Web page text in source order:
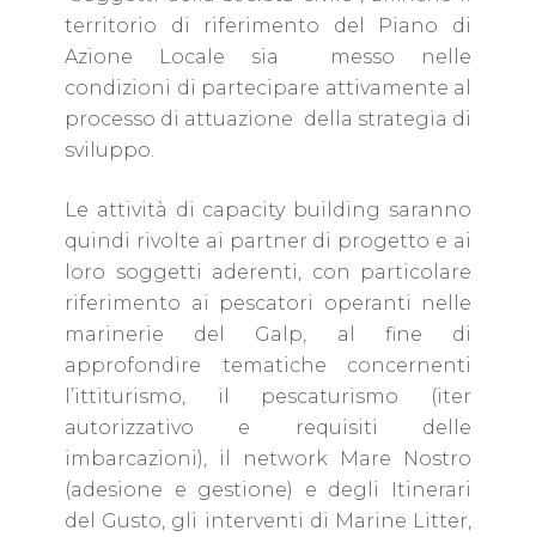
territorio di riferimento del Piano di
Azione Locale sia
messo nelle
condizioni di partecipare attivamente al
processo di attuazione della strategia di
sviluppo.
Le attività di capacity building saranno
quindi rivolte ai partner di progetto e ai
loro soggetti aderenti, con particolare
riferimento ai pescatori operanti nelle
marinerie del Galp, al fine di
approfondire tematiche concernenti
l’ittiturismo, il pescaturismo (iter
autorizzativo e requisiti delle
imbarcazioni), il network Mare Nostro
(adesione e gestione) e degli Itinerari
del Gusto, gli interventi di Marine Litter,